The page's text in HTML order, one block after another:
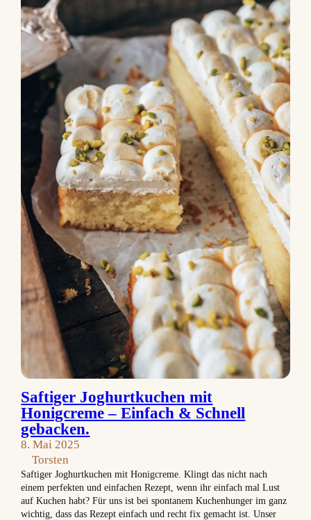
Saftiger Joghurtkuchen mit
Honigcreme – Einfach & Schnell
gebacken.
8. Mai 2025
Torsten
Saftiger Joghurtkuchen mit Honigcreme. Klingt das nicht nach
einem perfekten und einfachen Rezept, wenn ihr einfach mal Lust
auf Kuchen habt? Für uns ist bei spontanem Kuchenhunger im ganz
wichtig, dass das Rezept einfach und recht fix gemacht ist. Unser